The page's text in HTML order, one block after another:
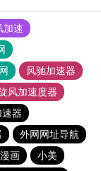
加速
风驰加速器
风加速度器
器
外网网址导航
画 小美